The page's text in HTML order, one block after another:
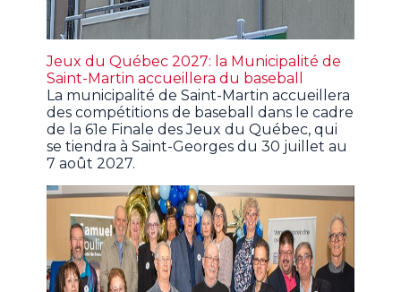
Jeux du Québec 2027: la Municipalité de
Saint-Martin accueillera du baseball
La municipalité de Saint-Martin accueillera
des compétitions de baseball dans le cadre
de la 61e Finale des Jeux du Québec, qui
se tiendra à Saint-Georges du 30 juillet au
7 août 2027.